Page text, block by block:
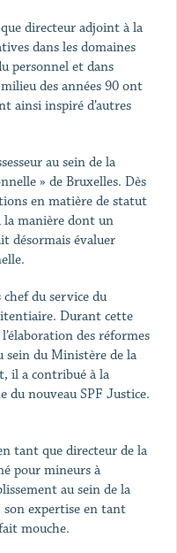
directeur adjoint à la
dans les domaines
personnel et dans
des années 90 ont
ainsi inspiré d’autres
au sein de la
» de Bruxelles. Dès
en matière de statut
la manière dont un
désormais évaluer
du service du
Durant cette
des réformes
sein du Ministère de la
il a contribué à la
du nouveau SPF Justice.
tant que directeur de la
pour mineurs à
au sein de la
son expertise en tant
mouche.